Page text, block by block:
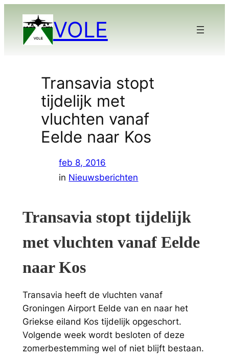
VOLE
Transavia stopt
tijdelijk met
vluchten vanaf
Eelde naar Kos
feb 8, 2016
in Nieuwsberichten
Transavia stopt tijdelijk
met vluchten vanaf Eelde
naar Kos
Transavia heeft de vluchten vanaf
Groningen Airport Eelde van en naar het
Griekse eiland Kos tijdelijk opgeschort.
Volgende week wordt besloten of deze
zomerbestemming wel of niet blijft bestaan.